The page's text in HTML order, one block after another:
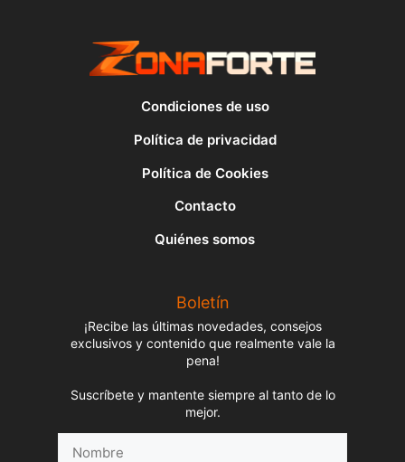
Condiciones de uso
Política de privacidad
Política de Cookies
Contacto
Quiénes somos
Boletín
¡Recibe las últimas novedades, consejos
exclusivos y contenido que realmente vale la
pena!
Suscríbete y mantente siempre al tanto de lo
mejor.